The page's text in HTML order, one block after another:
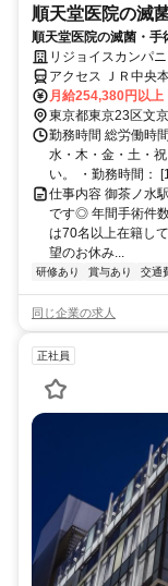
順天堂医院の滅
順天堂医院の滅菌・
モノのスキルが手に入
リジョイスカンパ
アクセス ＪＲ中央
千代田線 新御茶ノ
徒歩約10分
月給254,380円以上
東京都東京23区文
勤務時間 総労働時
水・木・金・土・
い。 ・勤務時間：
仕事内容 御茶ノ水
です◎ 年間手術件
は70名以上在籍し
望のお休み...
研修あり 賞与あり 交通
同じ企業の求人
正社員